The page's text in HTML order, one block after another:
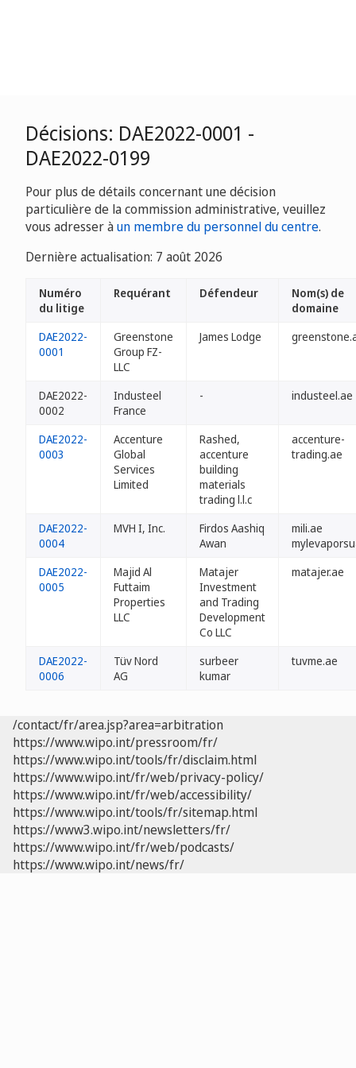
Décisions: DAE2022-0001 -
DAE2022-0199
Pour plus de détails concernant une décision
particulière de la commission administrative, veuillez
vous adresser àun membre du personnel du centre.
Dernière actualisation: 7 août 2026
Numéro
du litige
Requérant Défendeur
Nom(s) de
domaine
DAE2022-
0001
Greenstone
Group FZ-
LLC
James Lodge
DAE2022-
0002
Industeel
France
- industeel.ae
DAE2022-
0003
Accenture
Global
Services
Limited
Rashed,
accenture
building
materials
trading l.l.c
accenture-
trading.ae
DAE2022-
0004
MVH I, Inc.
Firdos Aashiq
Awan
mili.ae
DAE2022-
0005
Majid Al
Futtaim
Properties
LLC
Matajer
Investment
and Trading
Development
Co LLC
matajer.ae
DAE2022-
0006
Tüv Nord
AG
surbeer
kumar
tuvme.ae
/contact/fr/area.jsp?area=arbitration
https://www.wipo.int/pressroom/fr/
https://www.wipo.int/tools/fr/disclaim.html
https://www.wipo.int/fr/web/privacy-policy/
https://www.wipo.int/fr/web/accessibility/
https://www.wipo.int/tools/fr/sitemap.html
https://www3.wipo.int/newsletters/fr/
https://www.wipo.int/fr/web/podcasts/
https://www.wipo.int/news/fr/